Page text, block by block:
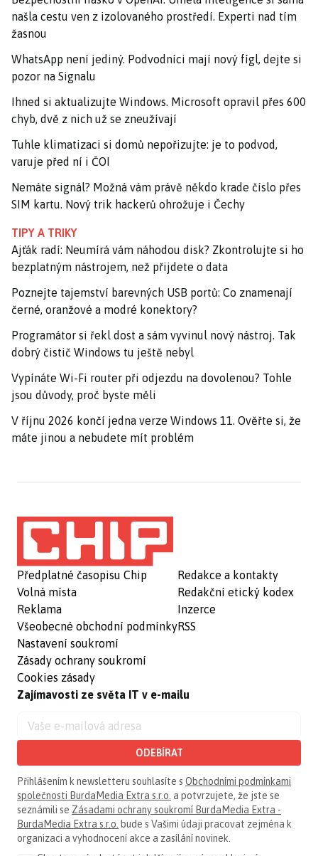
našla cestu ven z izolovaného prostředí. Experti nad tím
žasnou
WhatsApp není jediný. Podvodníci mají nový fígl, dejte si
pozor na Signalu
Ihned si aktualizujte Windows. Microsoft opravil přes 600
chyb, dvě z nich už se zneužívají
Tuhle klimatizaci si domů nepořizujte: je to podvod,
varuje před ní i ČOI
Nemáte signál? Možná vám právě někdo krade číslo přes
SIM kartu. Nový trik hackerů ohrožuje i Čechy
TIPY A TRIKY
Ajťák radí: Neumírá vám náhodou disk? Zkontrolujte si ho
bezplatným nástrojem, než přijdete o data
Poznejte tajemství barevných USB portů: Co znamenají
černé, oranžové a modré konektory?
Programátor si řekl dost a sám vyvinul nový nástroj. Tak
dobrý čistič Windows tu ještě nebyl
Vypínáte Wi-Fi router při odjezdu na dovolenou? Tohle
jsou důvody, proč byste měli
V říjnu 2026 končí jedna verze Windows 11. Ověřte si, že
máte jinou a nebudete mít problém
Předplatné časopisu Chip
Volná místa
Reklama
Všeobecné obchodní podmínky
Nastavení soukromí
Zásady ochrany soukromí
Cookies zásady
Redakce a kontakty
Redakční etický kodex
Inzerce
RSS
Zajímavosti ze světa IT v e-mailu
ODEBÍRAT
Přihlášením k newsletteru souhlasíte s Obchodními podmínkami
společnosti BurdaMedia Extra s.r.o. a potvrzujete, že jste se
seznámili se Zásadami ochrany soukromí BurdaMedia Extra -
BurdaMedia Extra s.r.o. bude s Vašimi údaji pracovat zejména k
organizaci a vyhodnocení akce a zasílání novinek.